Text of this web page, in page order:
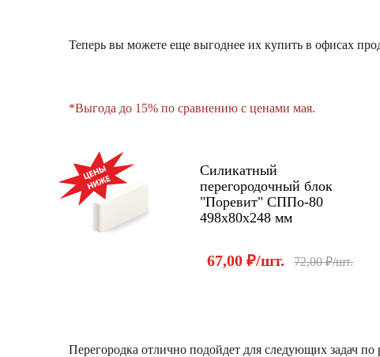
Теперь вы можете еще выгоднее их купить в офисах
*Выгода до 15% по сравнению с ценами мая.
АКЦИЯ!
Силикатный
перегородочный блок
"Поревит" СППо-80
498х80х248 мм
67,00 ₽/шт. 72,00 ₽/шт.
Перегородка отлично подойдет для следующих задач